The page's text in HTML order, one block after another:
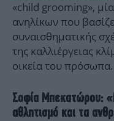
«child grooming»,
ανηλίκων που
συναισθηματικής
της καλλιέργειας
οικεία του πρόσωπα.
Σοφία Μπεκατώρου:
αθλητισμό και τα